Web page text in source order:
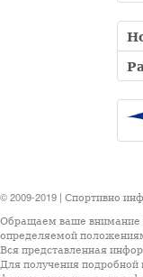
© 2009-2019 | Спортивно
Обращаем ваше внимание
определяемой
Вся представленная
Для получения